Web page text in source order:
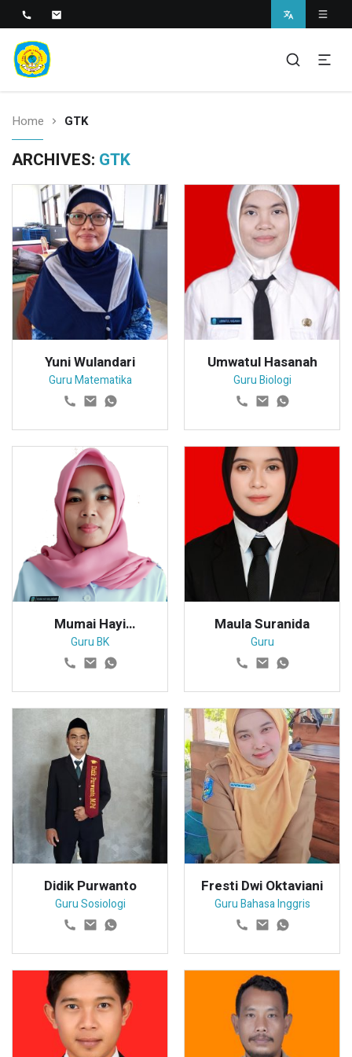
SMAN 1 Bantaran
SMAN 1 BANTARAN
Home GTK
ARCHIVES: GTK
Yuni Wulandari
Guru Matematika
Umwatul Hasanah
Guru Biologi
Mumai Hayi
Wulandari
Guru BK
Maula Suranida
Guru
Didik Purwanto
Guru Sosiologi
Fresti Dwi Oktaviani
Guru Bahasa Inggris